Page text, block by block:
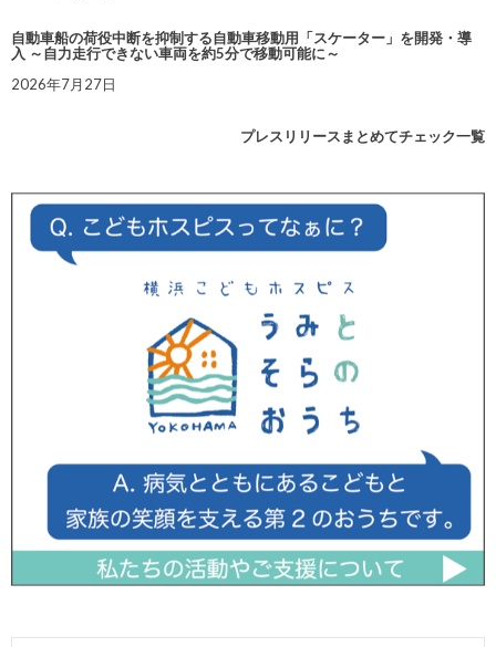
自動車船の荷役中断を抑制する自動車移動用「スケーター」を開発・導
入 ～自力走行できない車両を約5分で移動可能に～
2026年7月27日
プレスリリースまとめてチェック一覧